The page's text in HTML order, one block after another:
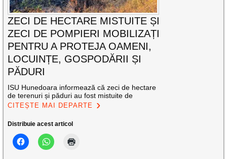
ZECI DE HECTARE MISTUITE ȘI
ZECI DE POMPIERI MOBILIZAȚI
PENTRU A PROTEJA OAMENI,
LOCUINȚE, GOSPODĂRII ȘI
PĂDURI
ISU Hunedoara informează că zeci de hectare
de terenuri și păduri au fost mistuite de
CITEȘTE MAI DEPARTE
Distribuie acest articol